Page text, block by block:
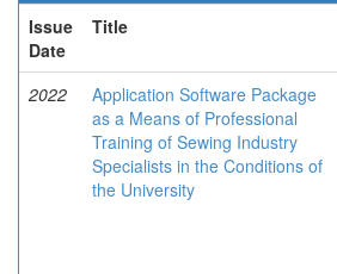
Issue
Date
Title
2022
Application Software Package
as a Means of Professional
Training of Sewing Industry
Specialists in the Conditions of
the University